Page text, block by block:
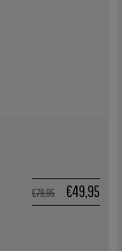
€79,95 €49,95